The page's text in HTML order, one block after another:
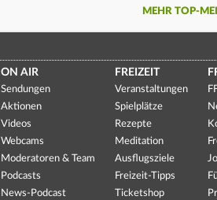
MEHR TOP-
ON AIR
Sendungen
Aktionen
Videos
Webcams
Moderatoren & Team
Podcasts
News-Podcast
FREIZEIT
Veranstaltungen
Spielplätze
Rezepte
Meditation
Ausflugsziele
Freizeit-Tipps
Ticketshop